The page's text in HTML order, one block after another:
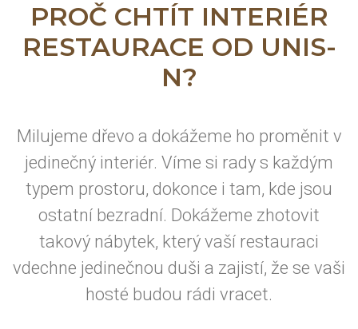
PROČ CHTÍT INTERIÉR
RESTAURACE OD UNIS-
N?
Milujeme dřevo a dokážeme ho proměnit v
jedinečný interiér. Víme si rady s každým
typem prostoru, dokonce i tam, kde jsou
ostatní bezradní. Dokážeme zhotovit
takový nábytek, který vaší restauraci
vdechne jedinečnou duši a zajistí, že se vaši
hosté budou rádi vracet.